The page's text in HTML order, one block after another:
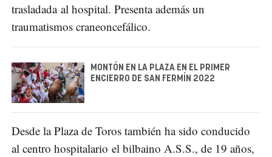
trasladada al hospital. Presenta además un
traumatismos craneoncefálico.
MONTÓN EN LA PLAZA EN EL PRIMER
ENCIERRO DE SAN FERMÍN 2022
Desde la Plaza de Toros también ha sido conducido
al centro hospitalario el bilbaino A.S.S., de 19 años,